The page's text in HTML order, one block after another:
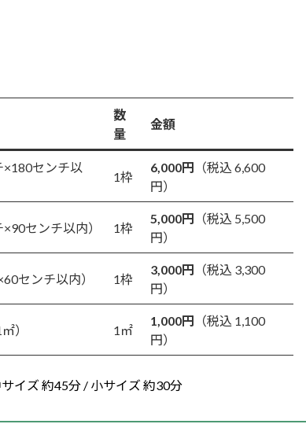
数
量
金額
センチ以
1枠
6,000円 （税込 6,600
円）
センチ以内） 1枠
5,000円 （税込 5,500
円）
センチ以内） 1枠
3,000円 （税込 3,300
円）
） 1㎡
1,000円 （税込 1,100
円）
イズ 約45分 / 小サイズ 約30分